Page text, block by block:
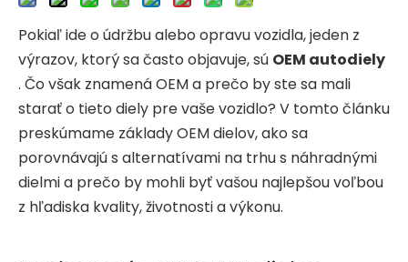
Pokiaľ ide o údržbu alebo opravu vozidla, jeden z
výrazov, ktorý sa často objavuje, sú OEM autodiely
. Čo však znamená OEM a prečo by ste sa mali
starať o tieto diely pre vaše vozidlo? V tomto článku
preskúmame základy OEM dielov, ako sa
porovnávajú s alternatívami na trhu s náhradnými
dielmi a prečo by mohli byť vašou najlepšou voľbou
z hľadiska kvality, životnosti a výkonu.